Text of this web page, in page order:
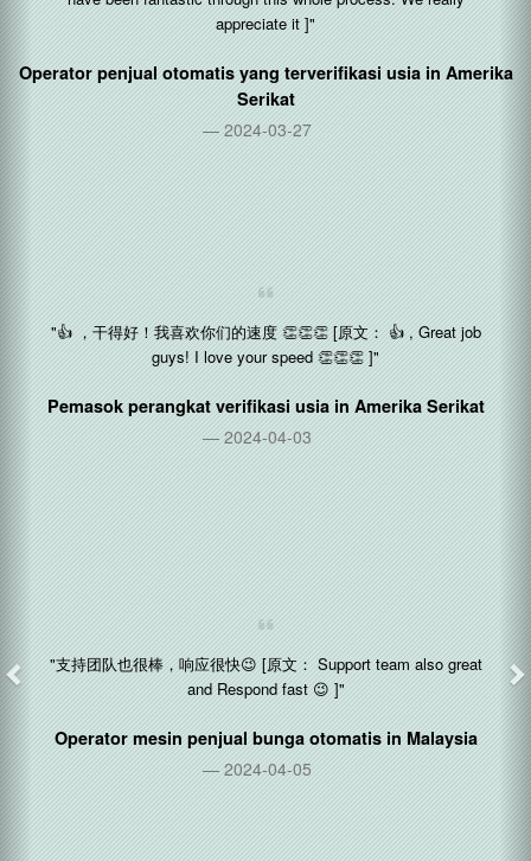
"你们在整个过程中表现非常出色。我们非常感激 [原文： You guys
have been fantastic through this whole process. We really
appreciate it ]"
Operator penjual otomatis yang terverifikasi usia inAmerika
Serikat
2024-03-27
"👍 ，干得好！我喜欢你们的速度 👏👏👏 [原文： 👍 , Great job
guys! I love your speed 👏👏👏 ]"
Pemasok perangkat verifikasi usia inAmerika Serikat
2024-04-03
"支持团队也很棒，响应很快😉 [原文： Support team also great
and Respond fast 😉 ]"